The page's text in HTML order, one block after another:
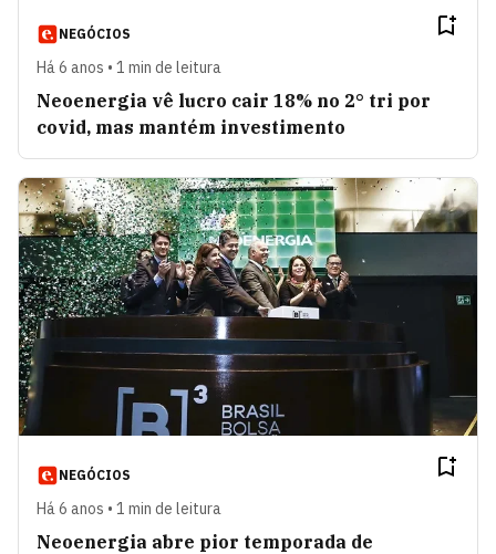
NEGÓCIOS
Há 6 anos • 1 min de leitura
Neoenergia vê lucro cair 18% no 2° tri por
covid, mas mantém investimento
NEGÓCIOS
Há 6 anos • 1 min de leitura
Neoenergia abre pior temporada de